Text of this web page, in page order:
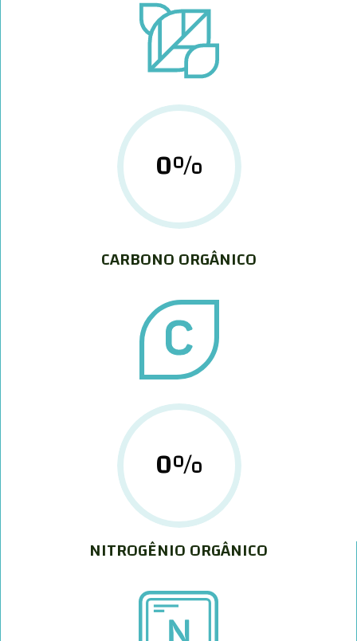
0%
CARBONO ORGÂNICO
0%
NITROGÊNIO ORGÂNICO